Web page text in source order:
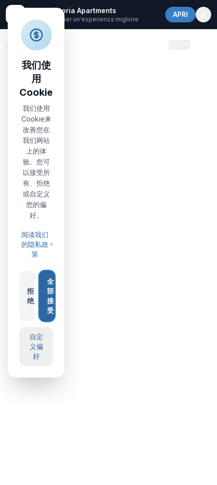
Nonna Vittoria Apartments
Apri nell'app per un'esperienza migliore
APRI
我们使
用
Cookie
我们使用
Cookie来
改善您在
我们网站
上的体
验。您可
以接受所
有、拒绝
或自定义
您的偏
好。
阅读我们
的隐私政
策
拒
绝
全
部
接
受
自定
义偏
好